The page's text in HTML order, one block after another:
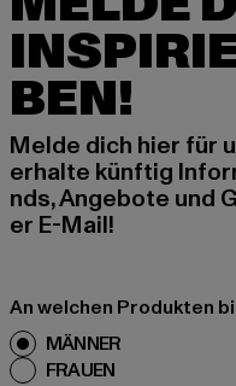
BEN!
Melde dich hier für
erhalte künftig
nds, Angebote und
er E-Mail!
An welchen Produkten
MÄNNER
FRAUEN